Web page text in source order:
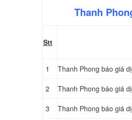
Thanh
Stt
1 Thanh Phong báo giá
2 Thanh Phong báo giá
3 Thanh Phong báo giá